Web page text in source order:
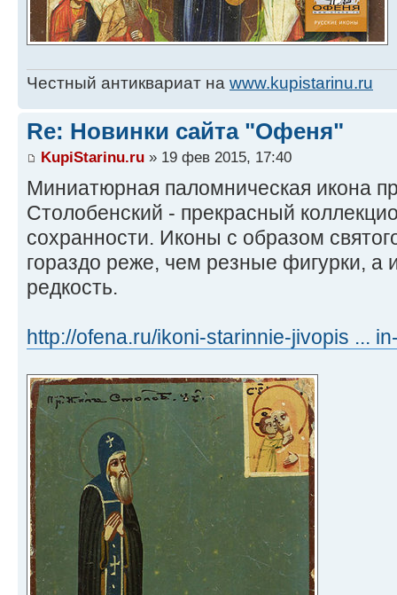
Честный антиквариат на www.kupistarinu.ru
Re: Новинки сайта "Офеня"
KupiStarinu.ru » 19 фев 2015, 17:40
Миниатюрная паломническая икона
Столобенский - прекрасный
сохранности. Иконы с образом
гораздо реже, чем резные фигурки, а
редкость.
http://ofena.ru/ikoni-starinnie-jivopis ...